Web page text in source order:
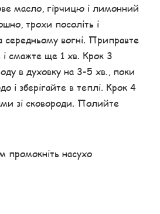
масло, гірчицю і лимонний
трохи посоліть і
середньому вогні. Приправте
і смажте ще 1 хв. Крок 3
в духовку на 3-5 хв., поки
і зберігайте в теплі. Крок 4
зі сковороди. Полийте
промокніть насухо